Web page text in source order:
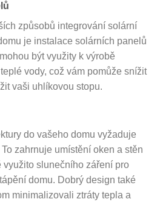
způsobů integrování solární
je instalace solárních panelů
být využity k výrobě
vody, což vám pomůže snížit
vaši uhlíkovou stopu.
do vašeho domu vyžaduje
zahrnuje umístění oken a stěn
využito slunečního záření pro
domu. Dobrý design také
minimalizovali ztráty tepla a